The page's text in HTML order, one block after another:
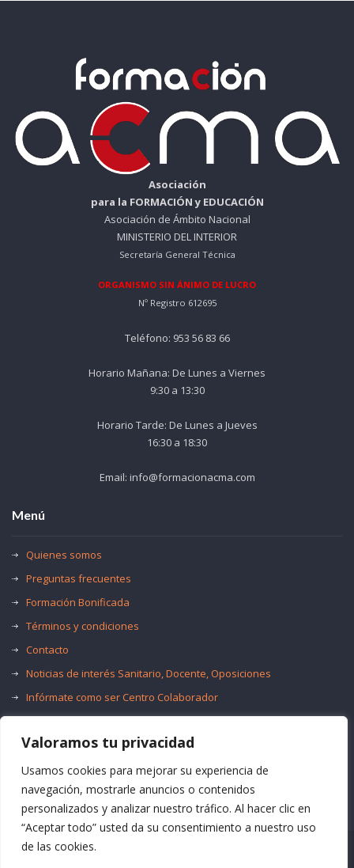
Valoramos tu privacidad
Usamos cookies para mejorar su experiencia de
navegación, mostrarle anuncios o contenidos
personalizados y analizar nuestro tráfico. Al hacer clic en
“Aceptar todo” usted da su consentimiento a nuestro uso
de las cookies.
Asociación
para la FORMACIÓN y EDUCACIÓN
Asociación de Ámbito Nacional
MINISTERIO DEL INTERIOR
Secretaría General Técnica
ORGANISMO SIN ÁNIMO DE LUCRO
Nº Registro 612695
Teléfono: 953 56 83 66
Horario Mañana: De Lunes a Viernes
9:30 a 13:30
Horario Tarde: De Lunes a Jueves
16:30 a 18:30
Email: info@formacionacma.com
Menú
Quienes somos
Preguntas frecuentes
Formación Bonificada
Términos y condiciones
Contacto
Noticias de interés Sanitario, Docente, Oposiciones
Infórmate como ser Centro Colaborador
Trabaja con nosotros
Oferta de Empleo Público
Bolsas de Empleo